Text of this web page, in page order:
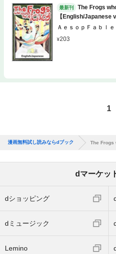
最新刊
The Frogs
【English/Japanese
ＡｅｓｏｐＦａｂｌ
ａｉｔｏＳａｓａｋｉ
203
1
漫画無料試し読みならdブック The
dマーケッ
dショッピング
dミュージック
Lemino